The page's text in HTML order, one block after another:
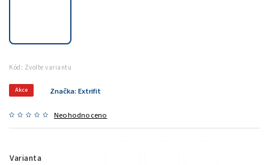
Kód: Zvolte variantu
Akce
Neohodnoceno
Značka: Extrifit
Varianta